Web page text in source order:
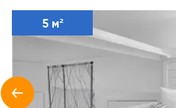
5 м²